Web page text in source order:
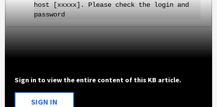
host [xxxxx]. Please check the login and
password
Sign in to view the entire content of this KB article.
SIGN IN